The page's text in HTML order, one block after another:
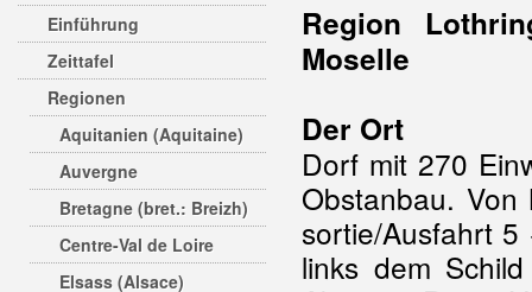
Einführung
Zeittafel
Regionen
Aquitanien (Aquitaine)
Auvergne
Bretagne (bret.: Breizh)
Centre-Val de Loire
Elsass (Alsace)
Region
Moselle
Der Ort
Dorf mit 270
Obstanbau.
sortie/Ausfahrt
links dem